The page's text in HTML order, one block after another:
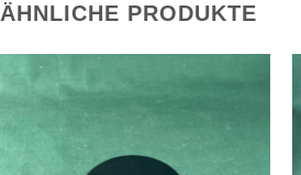
ÄHNLICHE PRODUKTE